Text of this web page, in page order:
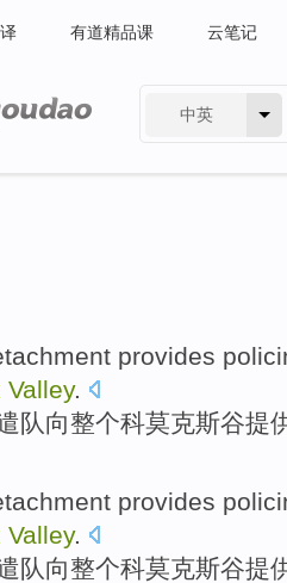
有道精品课 云笔记
中英
provides
Valley.
队向整个科莫克斯谷提
provides
Valley.
队向整个科莫克斯谷提